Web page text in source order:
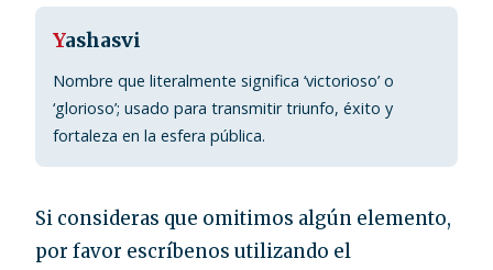
Yashasvi
Nombre que literalmente significa ‘victorioso’ o
‘glorioso’; usado para transmitir triunfo, éxito y
fortaleza en la esfera pública.
Si consideras que omitimos algún elemento,
por favor escríbenos utilizando el